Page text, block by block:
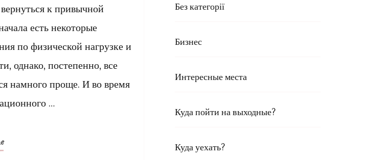
где
можно
подобрать
калоприемники
к привычной
есть некоторые
по физической нагрузке и
однако, постепенно, все
намного проще. И во время
…
Без категорії
Бизнес
Интересные места
Куда пойти на выходные?
Куда уехать?